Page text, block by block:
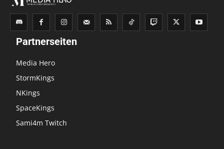
Partnerseiten
Media Hero
StormKings
NKings
SpaceKings
Sami4m Twitch